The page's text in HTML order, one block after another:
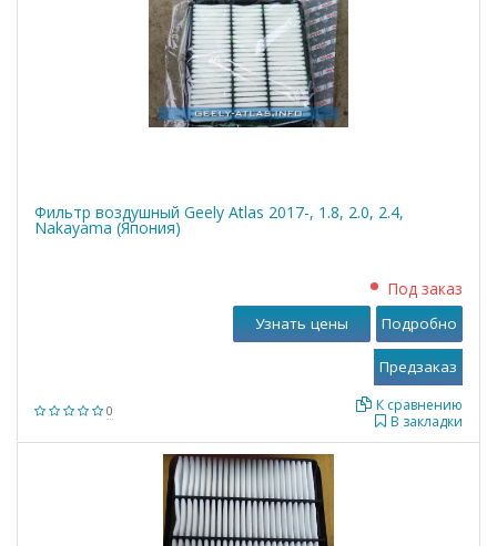
Фильтр воздушный Geely Atlas 2017-, 1.8, 2.0, 2.4,
Nakayama (Япония)
0
Под заказ
В закладки
К сравнению
Узнать цены Подробно